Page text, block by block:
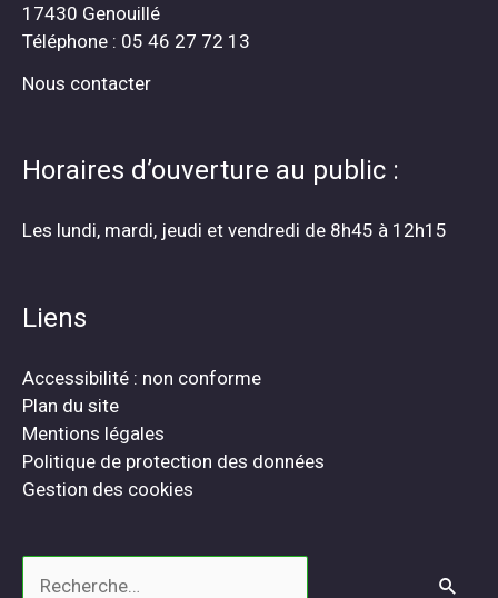
17430 Genouillé
Téléphone : 05 46 27 72 13
Nous contacter
Horaires d’ouverture au public :
Les lundi, mardi, jeudi et vendredi de 8h45 à 12h15
Liens
Accessibilité : non conforme
Plan du site
Mentions légales
Politique de protection des données
Gestion des cookies